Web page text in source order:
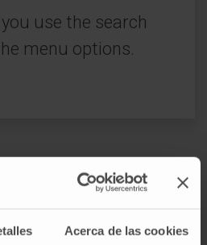
Acerca de las cookies
use the search
menu options.